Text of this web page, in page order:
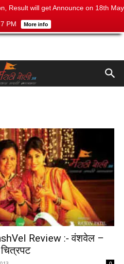
Result will get Announce on 18th May
PM More info
Review :- वंशवेल –